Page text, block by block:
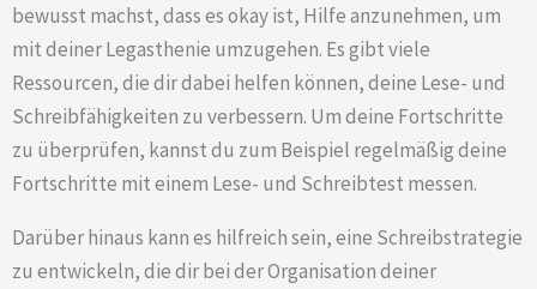
bewusst machst, dass es okay ist, Hilfe anzunehmen, um
mit deiner Legasthenie umzugehen. Es gibt viele
Ressourcen, die dir dabei helfen können, deine Lese- und
Schreibfähigkeiten zu verbessern. Um deine Fortschritte
zu überprüfen, kannst du zum Beispiel regelmäßig deine
Fortschritte mit einem Lese- und Schreibtest messen.
Darüber hinaus kann es hilfreich sein, eine Schreibstrategie
zu entwickeln, die dir bei der Organisation deiner